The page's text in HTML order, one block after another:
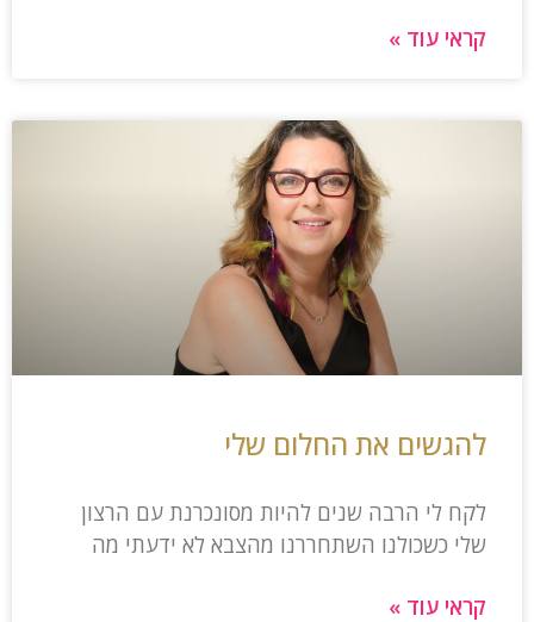
קראי עוד »
להגשים את החלום שלי
לקח לי הרבה שנים להיות מסונכרנת עם הרצון
שלי כשכולנו השתחררנו מהצבא לא ידעתי מה
קראי עוד »